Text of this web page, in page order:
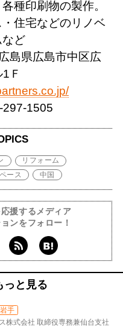
種印刷物の製作。
住宅などのリノベ
ど
島県広島市中区広
Ｆ
297-1505
リフォーム
ース 中国
援するメディア
ンをフォロー！
っと見る
岩手
株式会社 取締役専務兼仙台支社